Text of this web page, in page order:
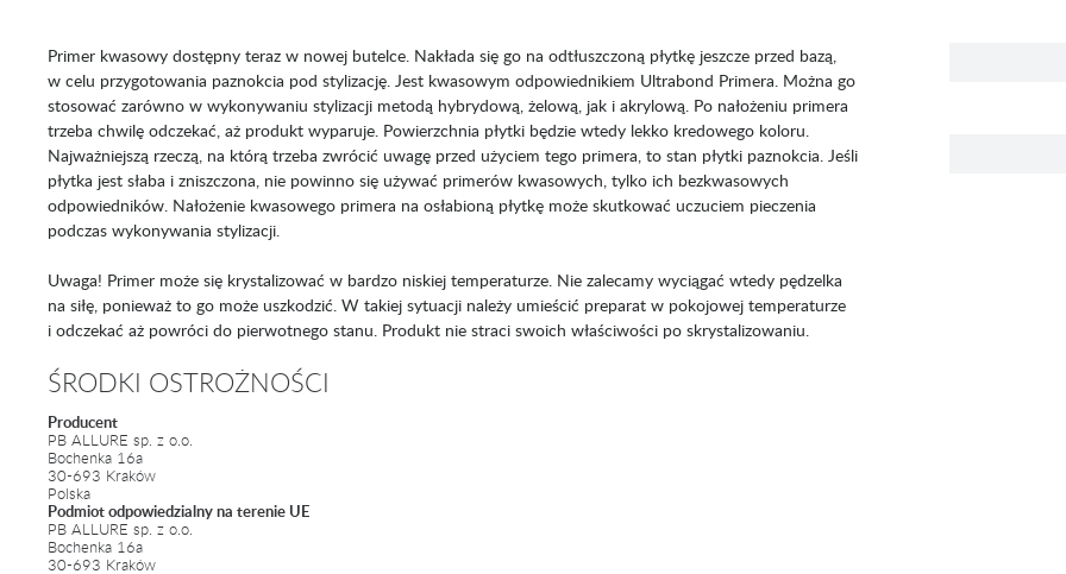
Primer kwasowy dostępny teraz w nowej butelce. Nakłada się go na odtłuszczoną płytkę jeszcze przed bazą,
w celu przygotowania paznokcia pod stylizację. Jest kwasowym odpowiednikiem Ultrabond Primera. Można go
stosować zarówno w wykonywaniu stylizacji metodą hybrydową, żelową, jak i akrylową. Po nałożeniu primera
trzeba chwilę odczekać, aż produkt wyparuje. Powierzchnia płytki będzie wtedy lekko kredowego koloru.
Najważniejszą rzeczą, na którą trzeba zwrócić uwagę przed użyciem tego primera, to stan płytki paznokcia. Jeśli
płytka jest słaba i zniszczona, nie powinno się używać primerów kwasowych, tylko ich bezkwasowych
odpowiedników. Nałożenie kwasowego primera na osłabioną płytkę może skutkować uczuciem pieczenia
podczas wykonywania stylizacji.
Uwaga! Primer może się krystalizować w bardzo niskiej temperaturze. Nie zalecamy wyciągać wtedy pędzelka
na siłę, ponieważ to go może uszkodzić. W takiej sytuacji należy umieścić preparat w pokojowej temperaturze
i odczekać aż powróci do pierwotnego stanu. Produkt nie straci swoich właściwości po skrystalizowaniu.
ŚRODKI OSTROŻNOŚCI
Producent
PB ALLURE sp. z o.o.
Bochenka 16a
30-693 Kraków
Polska
Podmiot odpowiedzialny na terenie UE
PB ALLURE sp. z o.o.
Bochenka 16a
30-693 Kraków